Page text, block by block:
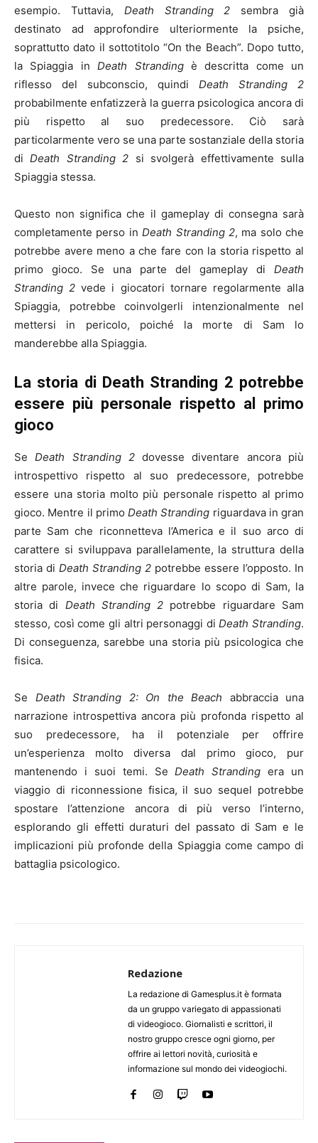
esempio. Tuttavia, Death Stranding 2 sembra già
destinato ad approfondire ulteriormente la psiche,
soprattutto dato il sottotitolo “On the Beach”. Dopo tutto,
la Spiaggia inDeath Strandingè descritta come un
riflesso del subconscio, quindi Death Stranding 2
probabilmente enfatizzerà la guerra psicologica ancora di
più rispetto al suo predecessore. Ciò sarà
particolarmente vero se una parte sostanziale della storia
diDeath Stranding 2 si svolgerà effettivamente sulla
Spiaggia stessa.
Questo non significa che il gameplay di consegna sarà
completamente perso inDeath Stranding 2, ma solo che
potrebbe avere meno a che fare con la storia rispetto al
primo gioco. Se una parte del gameplay di Death
Stranding 2 vede i giocatori tornare regolarmente alla
Spiaggia, potrebbe coinvolgerli intenzionalmente nel
mettersi in pericolo, poiché la morte di Sam lo
manderebbe alla Spiaggia.
La storia di Death Stranding 2 potrebbe
essere più personale rispetto al primo
gioco
SeDeath Stranding 2dovesse diventare ancora più
introspettivo rispetto al suo predecessore, potrebbe
essere una storia molto più personale rispetto al primo
gioco. Mentre il primo Death Stranding riguardava in gran
parte Sam che riconnetteva l’America e il suo arco di
carattere si sviluppava parallelamente, la struttura della
storia di Death Stranding 2 potrebbe essere l’opposto. In
altre parole, invece che riguardare lo scopo di Sam, la
storia di Death Stranding 2 potrebbe riguardare Sam
stesso, così come gli altri personaggi diDeath Stranding.
Di conseguenza, sarebbe una storia più psicologica che
fisica.
Se Death Stranding 2: On the Beach abbraccia una
narrazione introspettiva ancora più profonda rispetto al
suo predecessore, ha il potenziale per offrire
un’esperienza molto diversa dal primo gioco, pur
mantenendo i suoi temi. SeDeath Stranding era un
viaggio di riconnessione fisica, il suo sequel potrebbe
spostare l’attenzione ancora di più verso l’interno,
esplorando gli effetti duraturi del passato di Sam e le
implicazioni più profonde della Spiaggia come campo di
battaglia psicologico.
Redazione
La redazione di Gamesplus.it è formata
da un gruppo variegato di appassionati
di videogioco. Giornalisti e scrittori, il
nostro gruppo cresce ogni giorno, per
offrire ai lettori novità, curiosità e
informazione sul mondo dei videogiochi.